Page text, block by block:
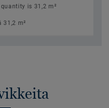
is 31,2 m²
31,2 m²